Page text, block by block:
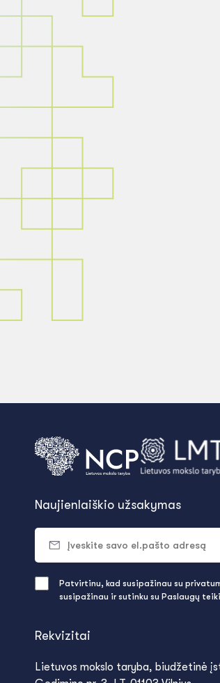
Rekvizitai
Lietuvos mokslo taryba, biudžetinė
Naujienlaiškio užsakymas
Patvirtinu, kad susipažinau su
susipažinau ir sutinku su Paslaugų